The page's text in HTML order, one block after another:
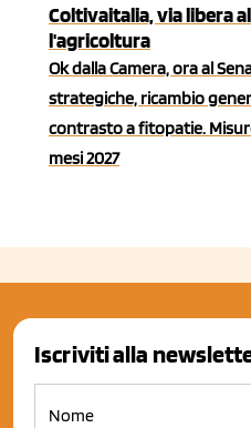
Coltivaitalia, via libera
l'agricoltura
Ok dalla Camera, ora al
strategiche, ricambio
contrasto a fitopatie.
mesi 2027
Iscriviti alla